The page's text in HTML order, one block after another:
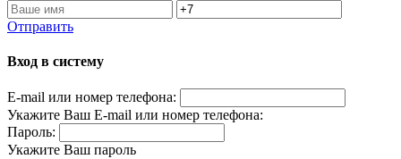
Отправить
Вход в систему
E-mail или номер телефона:
Укажите Ваш E-mail или номер телефона:
Пароль:
Укажите Ваш пароль